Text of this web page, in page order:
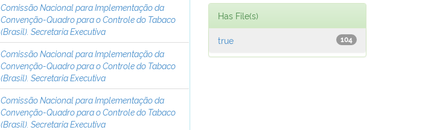
Comissão Nacional para Implementação da
Convenção-Quadro para o Controle do Tabaco
(Brasil). Secretaria Executiva
Comissão Nacional para Implementação da
Convenção-Quadro para o Controle do Tabaco
(Brasil). Secretaria Executiva
Comissão Nacional para Implementação da
Convenção-Quadro para o Controle do Tabaco
(Brasil). Secretaria Executiva
Has File(s)
104
true